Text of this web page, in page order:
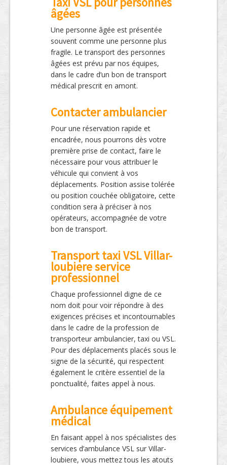
âgées
Une personne âgée est présentée
souvent comme une personne plus
fragile. Le transport des personnes
âgées est prévu par nos équipes,
dans le cadre d’un bon de transport
médical prescrit en amont.
Contacter ambulancier
Pour une réservation rapide et
encadrée, nous pourrons dès votre
première prise de contact, faire le
nécessaire pour vous attribuer le
véhicule qui convient à vos
déplacements. Position assise tolérée
ou position couchée obligatoire, cette
condition sera à préciser à nos
opérateurs, accompagnée de votre
bon de transport.
Transport taxi VSL Villar-
loubiere service
professionnel
Chaque professionnel digne de ce
nom doit pour voir répondre à des
exigences précises et incontournables
dans le cadre de la profession de
transporteur ambulancier, taxi ou VSL.
Pour des déplacements placés sous le
signe de la sécurité, qui respectent
également le critère essentiel de la
ponctualité, faites appel à nous.
Ambulance équipement
médical
En faisant appel à nos spécialistes des
services d’ambulance VSL sur Villar-
loubiere, vous mettez tous les atouts